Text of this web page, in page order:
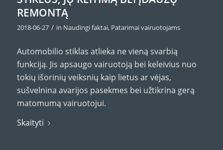
REMONTĄ
2018-06-27 / in Naudingi faktai, Patarimai vairuotojams
Automobilio stiklas atlieka ne vieną svarbią
funkciją. Jis apsaugo vairuotoją bei keleivius nuo
tokių išorinių veiksnių kaip lietus ar vėjas,
sušvelnina avarijos pasekmes bei užtikrina gerą
matomumą vairuotojui.
Skaityti